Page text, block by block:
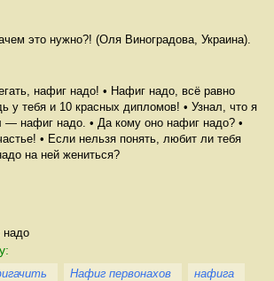
это нужно?! (Оля Виноградова, Украина).
нафиг надо! • Нафиг надо, всё равно
у тебя и 10 красных дипломов! • Узнал, что я
нафиг надо. • Да кому оно нафиг надо? •
• Если нельзя понять, любит ли тебя
на ней жениться?
надо
Нафиг первонахов
нафига